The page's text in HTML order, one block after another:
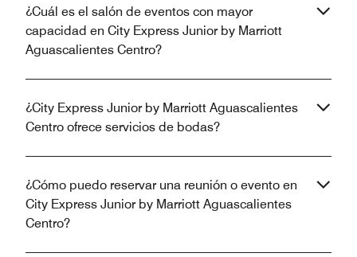
¿Cuál es el salón de eventos con mayor
capacidad en City Express Junior by Marriott
Aguascalientes Centro?
¿City Express Junior by Marriott Aguascalientes
Centro ofrece servicios de bodas?
¿Cómo puedo reservar una reunión o evento en
City Express Junior by Marriott Aguascalientes
Centro?